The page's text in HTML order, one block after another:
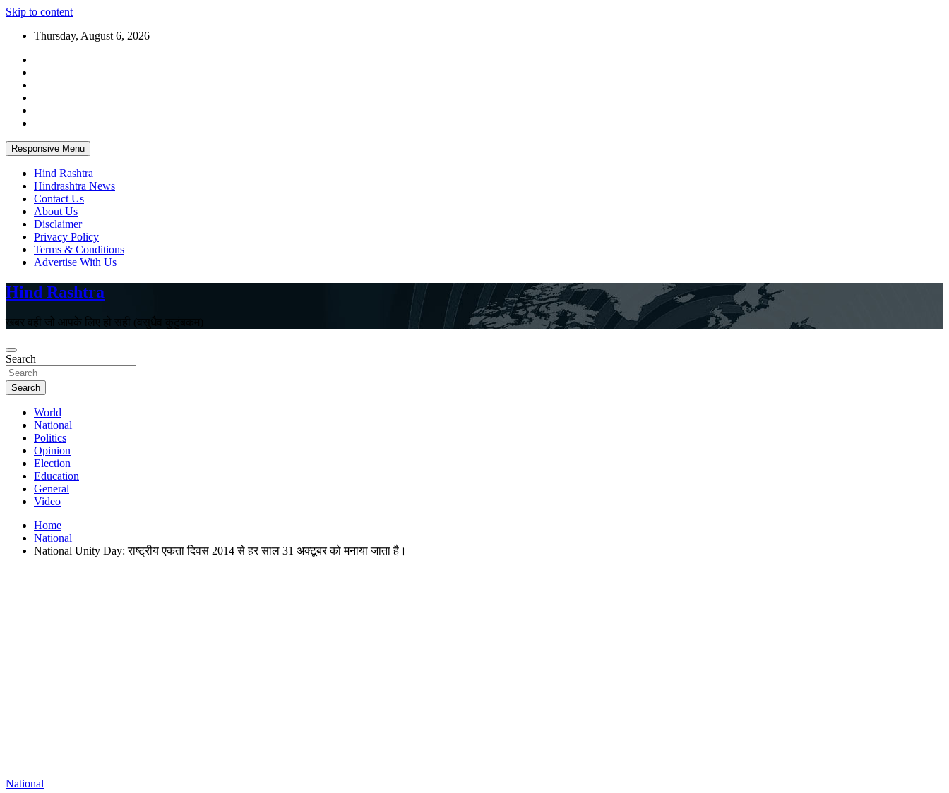
Skip to content
Thursday, August 6, 2026
Responsive Menu
Hind Rashtra
Hindrashtra News
Contact Us
About Us
Disclaimer
Privacy Policy
Terms & Conditions
Advertise With Us
Hind Rashtra
खबर वही जो आपके लिए हो सही (वसुधैव कुटुंबकम)
Search
Search
World
National
Politics
Opinion
Election
Education
General
Video
Home
National
National Unity Day: राष्ट्रीय एकता दिवस 2014 से हर साल 31 अक्टूबर को मनाया जाता है।
National